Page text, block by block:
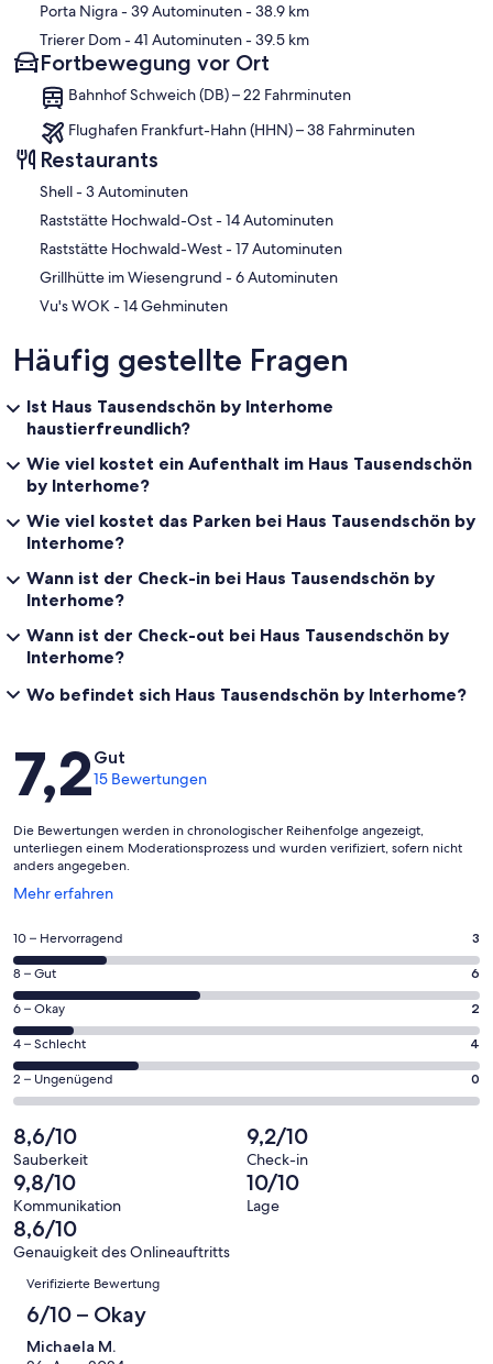
Porta Nigra- 39 Autominuten- 38.9 km
Trierer Dom- 41 Autominuten- 39.5 km
Fortbewegung vor Ort
Bahnhof Schweich (DB) – 22 Fahrminuten
Flughafen Frankfurt-Hahn (HHN) – 38 Fahrminuten
Restaurants
‪Shell - ‬3 Autominuten
‪Raststätte Hochwald-Ost - ‬14 Autominuten
‪Raststätte Hochwald-West - ‬17 Autominuten
‪Grillhütte im Wiesengrund - ‬6 Autominuten
‪Vu's WOK - ‬14 Gehminuten
Häufig gestellte Fragen
Ist Haus Tausendschön by Interhome
haustierfreundlich?
Wie viel kostet ein Aufenthalt im Haus Tausendschön
by Interhome?
Wie viel kostet das Parken bei Haus Tausendschön by
Interhome?
Wann ist der Check-in bei Haus Tausendschön by
Interhome?
Wann ist der Check-out bei Haus Tausendschön by
Interhome?
Wo befindet sich Haus Tausendschön by Interhome?
Bewertungen
7,2Gut
15 Bewertungen
Die Bewertungen werden in chronologischer Reihenfolge angezeigt,
unterliegen einem Moderationsprozess und wurden verifiziert, sofern nicht
anders angegeben.
Mehr erfahren
Wird
einem
neuen
Fenster
geöffnet
3
von
insgesamt
15
Gästebewertungen
haben
eine
Bewertung
von
10
-
Hervorragend
10 – Hervorragend 3
6
von
insgesamt
15
Gästebewertungen
haben
Bewertung
von
8
-
Gut
8 – Gut 6
2
von
insgesamt
15
Gästebewertungen
haben
eine
Bewertung
von
6
-
Okay
6 – Okay 2
4
von
insgesamt
Gästebewertungen
haben
eine
Bewertung
von
4
4 – Schlecht 4
0
von
insgesamt
15
Gästebewertungen
haben
eine
Bewertung
2 – Ungenügend 0
8,6/10
Sauberkeit
9,2/10
Check-in
9,8/10
Kommunikation
10/10
Lage
8,6/10
Genauigkeit des Onlineauftritts
Bewertungen
Verifizierte Bewertung
6/10 – Okay
Michaela M.